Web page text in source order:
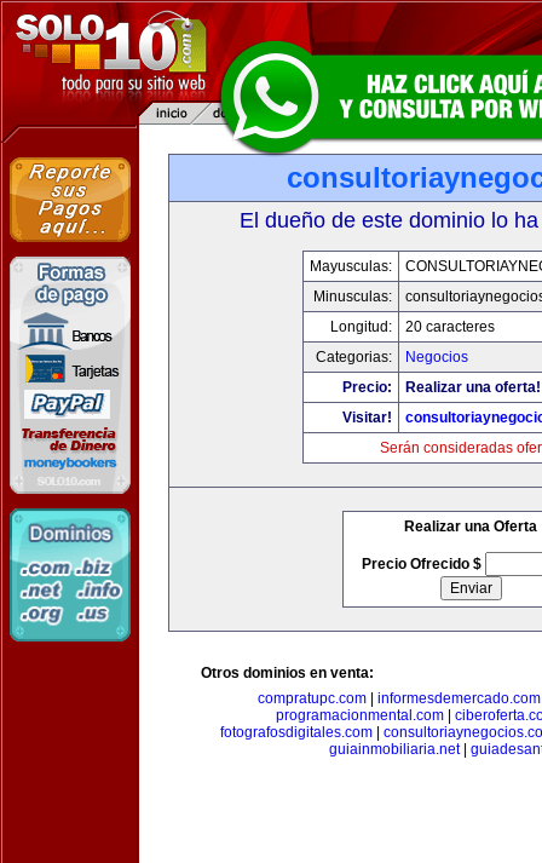
El dueño de este dominio lo
Mayusculas:
Minusculas:
Longitud:
20 caracteres
Categorias:
Negocios
Precio:
Realizar una oferta!
Visitar!
Serán consideradas
Realizar una Oferta
Precio Ofrecido $
Otros dominios en venta:
compratupc.com
informesdemercado.com
programacionmental.com|
fotografosdigitales.com
guiainmobiliaria.net|